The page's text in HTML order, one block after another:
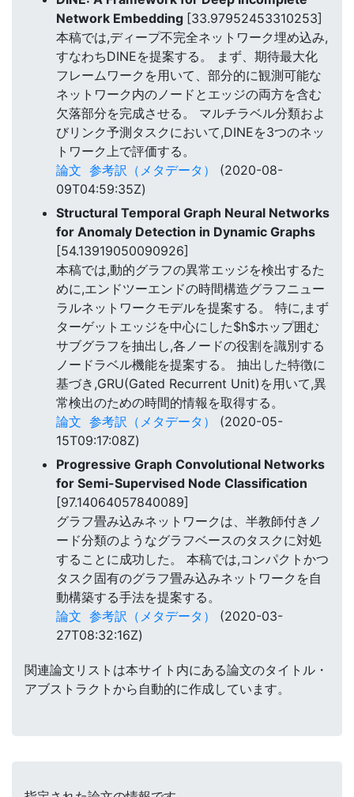
Network Embedding [33.97952453310253]
本稿では,ディープ不完全ネットワーク埋め込み,
すなわちDINEを提案する。 まず、期待最大化
フレームワークを用いて、部分的に観測可能な
ネットワーク内のノードとエッジの両方を含む
欠落部分を完成させる。 マルチラベル分類およ
びリンク予測タスクにおいて,DINEを3つのネッ
トワーク上で評価する。
論文 参考訳（メタデータ）
(2020-08-
09T04:59:35Z)
Structural Temporal Graph Neural Networks
for Anomaly Detection in Dynamic Graphs
[54.13919050090926]
本稿では,動的グラフの異常エッジを検出するた
めに,エンドツーエンドの時間構造グラフニュー
ラルネットワークモデルを提案する。 特に,まず
ターゲットエッジを中心にした$h$ホップ囲む
サブグラフを抽出し,各ノードの役割を識別する
ノードラベル機能を提案する。 抽出した特徴に
基づき,GRU(Gated Recurrent Unit)を用いて,異
常検出のための時間的情報を取得する。
論文 参考訳（メタデータ）
(2020-05-
15T09:17:08Z)
Progressive Graph Convolutional Networks
for Semi-Supervised Node Classification
[97.14064057840089]
グラフ畳み込みネットワークは、半教師付きノ
ード分類のようなグラフベースのタスクに対処
することに成功した。 本稿では,コンパクトかつ
タスク固有のグラフ畳み込みネットワークを自
動構築する手法を提案する。
論文 参考訳（メタデータ）
(2020-03-
27T08:32:16Z)
関連論文リストは本サイト内にある論文のタイトル・
アブストラクトから自動的に作成しています。